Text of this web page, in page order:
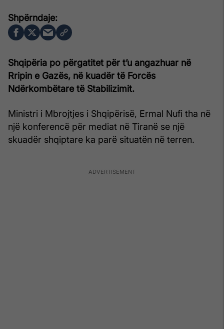
Shqipëria po përgatitet për t’u angazhuar në
Rripin e Gazës, në kuadër të Forcës
Ndërkombëtare të Stabilizimit.
Ministri i Mbrojtjes i Shqipërisë, Ermal Nufi tha në
një konferencë për mediat në Tiranë se një
skuadër shqiptare ka parë situatën në terren.